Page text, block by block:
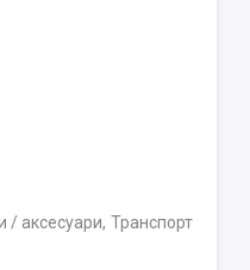
/ аксесуари, Транспорт